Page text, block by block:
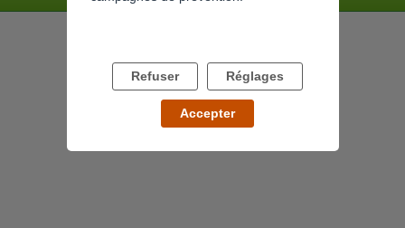
Refuser Réglages
Accepter